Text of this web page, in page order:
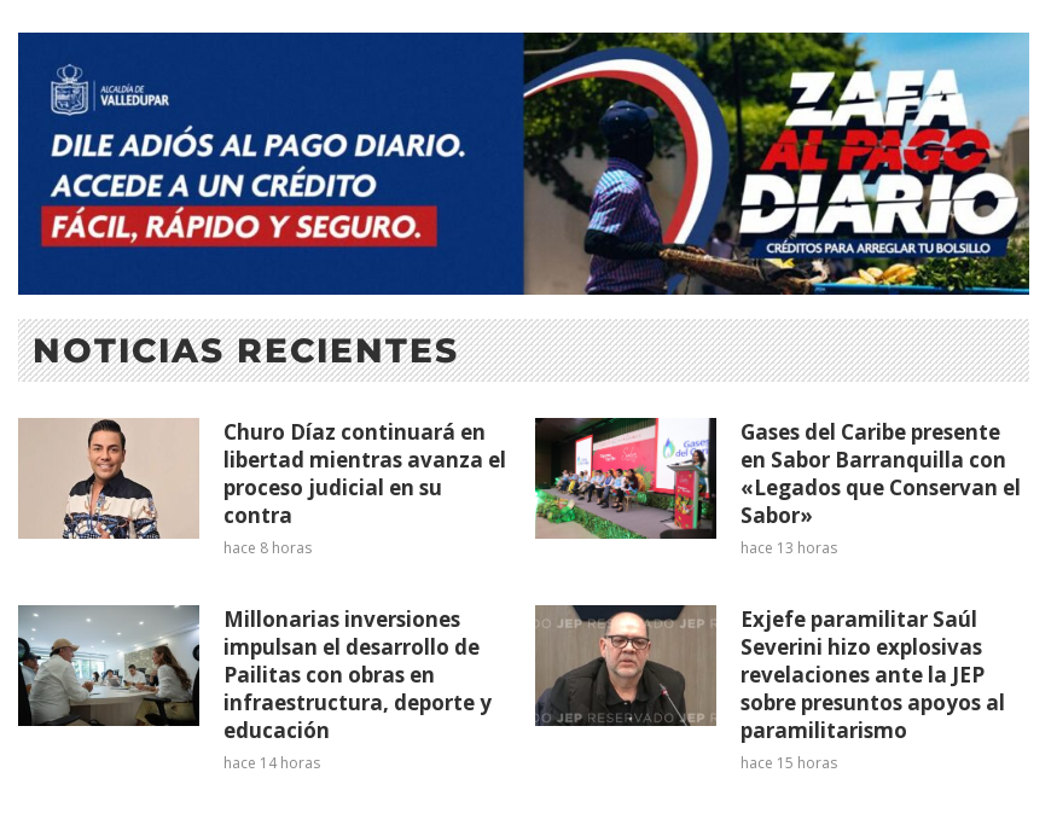
NOTICIAS RECIENTES
Churo Díaz continuará en
libertad mientras avanza el
proceso judicial en su
contra
hace 8 horas
Gases del Caribe presente
en Sabor Barranquilla con
«Legados que Conservan el
Sabor»
hace 13 horas
Millonarias inversiones
impulsan el desarrollo de
Pailitas con obras en
infraestructura, deporte y
educación
hace 14 horas
Exjefe paramilitar Saúl
Severini hizo explosivas
revelaciones ante la JEP
sobre presuntos apoyos al
paramilitarismo
hace 15 horas